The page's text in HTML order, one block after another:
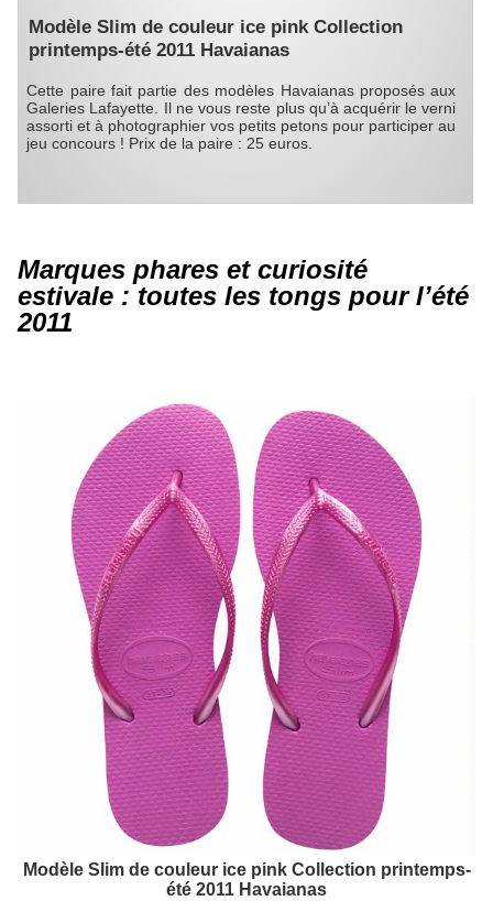
Modèle Slim de couleur ice pink Collection
printemps-été 2011 Havaianas
Cette paire fait partie des modèles Havaianas proposés aux
Galeries Lafayette. Il ne vous reste plus qu’à acquérir le verni
assorti et à photographier vos petits petons pour participer au
jeu concours ! Prix de la paire : 25 euros.
Marques phares et curiosité
estivale : toutes les tongs pour l’été
2011
Modèle Slim de couleur ice pink Collection printemps-
été 2011 Havaianas